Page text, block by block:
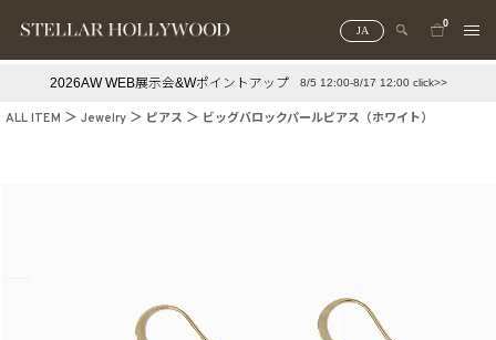
JA
0
2026AW WEB展示会&Wポイントアップ 8/5 12:00-8/17 12:00 click>>
ALL ITEM Jewelry ピアス ビッグバロックパールピアス（ホワイト）